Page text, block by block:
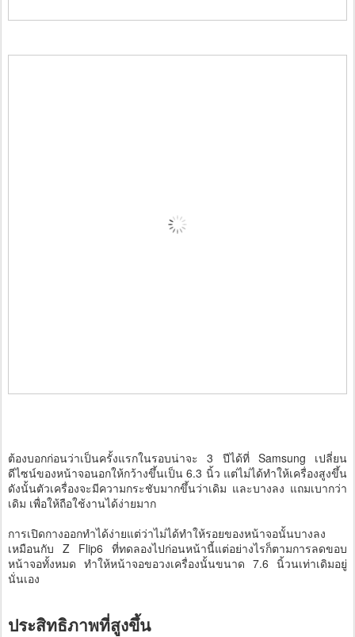
ต้องบอกก่อนว่าเป็นครั้งแรกในรอบน่าจะ 3 ปีได้ที่ Samsung เปลี่ยน
ดีไซน์ของหน้าจอนอกให้กว้างขึ้นเป็น 6.3 นิ้ว แต่ไม่ได้ทำให้เครื่องสูงขึ้น
ดังนั้นตัวเครื่องจะมีความกระชับมากขึ้นว่าเดิม และบางลง แถมเบากว่า
เดิม เพื่อให้ถือใช้งานได้ง่ายมาก
การเปิดกางออกทำได้ง่ายแต่ว่าไม่ได้ทำให้รอยของหน้าจอนั้นบางลง
เหมือนกับ Z Flip6 ที่ทดลองไปก่อนหน้านี้แต่อย่างไรก็ตามการลดขอบ
หน้าจอทั้งหมด ทำให้หน้าจอขอวงเครื่องนั้นขนาด 7.6 นิ้วนเท่าเดิมอยู่
นั่นเอง
ประสิทธิภาพที่สูงขึ้น